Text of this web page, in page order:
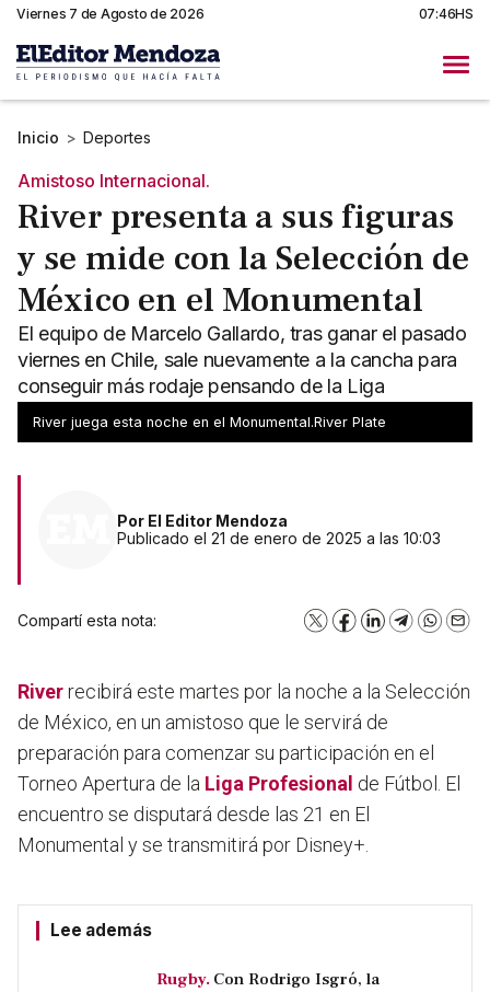
Viernes 7 de Agosto de 2026 07:46HS
Inicio > Deportes
Amistoso Internacional.
River presenta a sus figuras
y se mide con la Selección de
México en el Monumental
El equipo de Marcelo Gallardo, tras ganar el pasado
viernes en Chile, sale nuevamente a la cancha para
conseguir más rodaje pensando de la Liga
Profesional.
River juega esta noche en el Monumental.River Plate
Por El Editor Mendoza
Publicado el 21 de enero de 2025 a las 10:03
Compartí esta nota: X Facebook
LinkedInTelegram
Riverrecibirá este martes por la noche a la Selección
de México, en un amistoso que le servirá de
preparación para comenzar su participación en el
Torneo Apertura de la Liga Profesional de Fútbol. El
encuentro se disputará desde las 21 en El
Monumental y se transmitirá por Disney+.
Lee además
Rugby. Con Rodrigo Isgró, la